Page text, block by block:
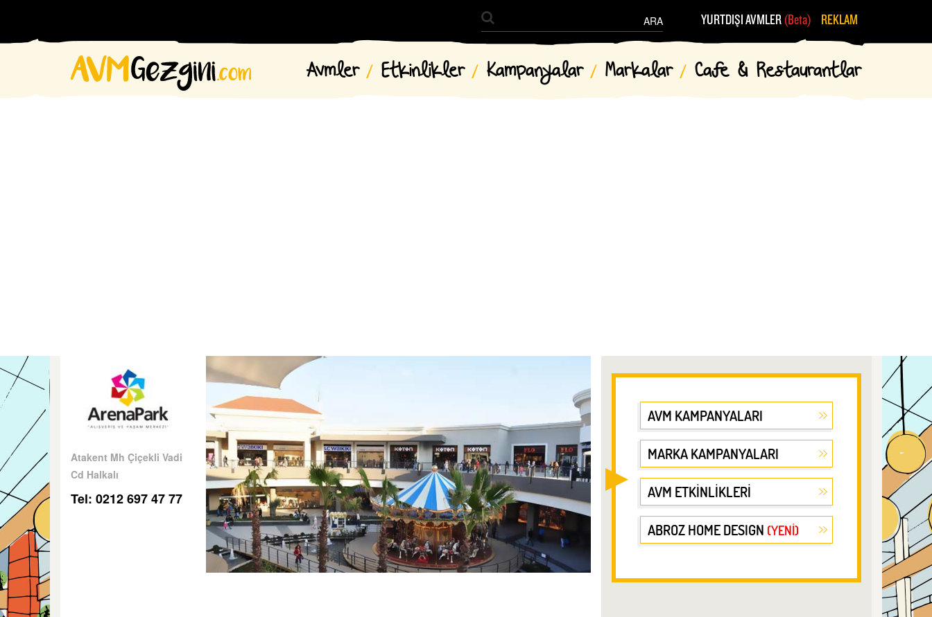
YURTDIŞI AVMLER (Beta) REKLAM
ARA
Avmler Etkinlikler Kampanyalar Markalar Cafe & Restaurantlar
Atakent Mh Çiçekli Vadi
Cd Halkalı
Tel: 0212 697 47 77
AVM KAMPANYALARI
MARKA KAMPANYALARI
AVM ETKİNLİKLERİ
ABROZ HOME DESIGN (YENİ)